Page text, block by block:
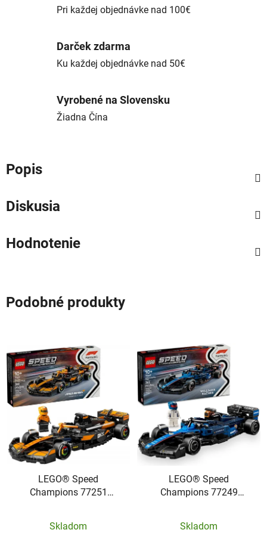
Pri každej objednávke nad 100€
Darček zdarma
Ku každej objednávke nad 50€
Vyrobené na Slovensku
Žiadna Čína
Popis
Diskusia
Hodnotenie
Podobné produkty
LEGO® Speed
Champions 77251
MCL38
Skladom
LEGO® Speed
Champions 77249
F1®
Skladom